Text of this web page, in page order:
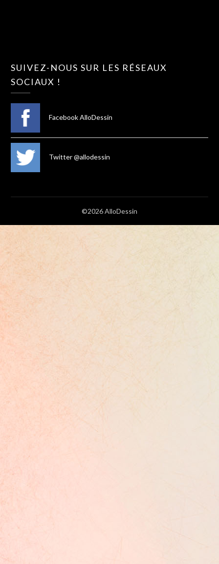
SUIVEZ-NOUS SUR LES RÉSEAUX
SOCIAUX !
Facebook AlloDessin
Twitter @allodessin
©2026 AlloDessin